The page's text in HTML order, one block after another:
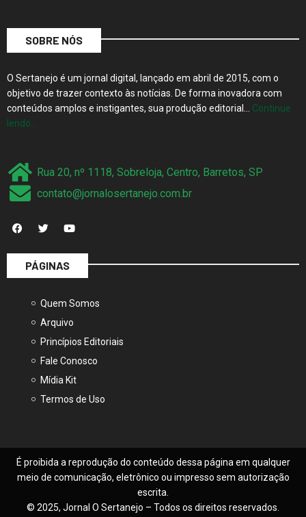
SOBRE NÓS
O Sertanejo é um jornal digital, lançado em abril de 2015, com o
objetivo de trazer contexto às notícias. De forma inovadora com
conteúdos amplos e instigantes, sua produção editorial… Continue
lendo…
Rua 20, nº 1118, Sobreloja, Centro, Barretos, SP
contato@jornalosertanejo.com.br
PÁGINAS
Quem Somos
Arquivo
Princípios Editoriais
Fale Conosco
Mídia Kit
Termos de Uso
É proibida a reprodução do conteúdo dessa página em qualquer
meio de comunicação, eletrônico ou impresso sem autorização
escrita.
© 2025, Jornal O Sertanejo – Todos os direitos reservados.